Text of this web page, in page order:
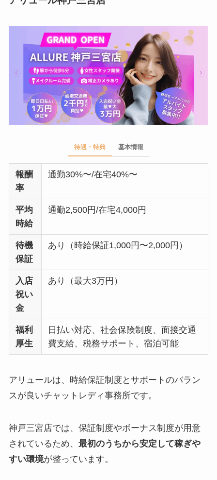
待遇・特典 基本情報
報酬
率
通勤30%〜/在宅40%〜
平均
時給
通勤2,500円/在宅4,000円
待機
保証
あり（時給保証1,000円〜2,000円）
入店
祝い
金
あり（最大3万円）
福利
厚生
日払い対応、社会保険制度、面接交通
費支給、税務サポート、宿泊可能
アリュールは、時給保証制度とサポートのバラン
スが良いチャットレディ事務所です。
神戸三宮店では、保証制度やボーナス制度が用意
されているため、 最初のうちから安定して稼ぎや
すい環境が整っています。